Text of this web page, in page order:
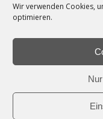
Wir verwenden Cookies,
optimieren.